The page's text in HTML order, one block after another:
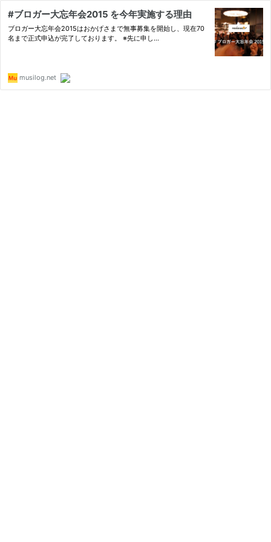
#ブロガー大忘年会2015 を今年実施する理由
ブロガー大忘年会2015はおかげさまで無事募集を開始し、現在70
名まで正式申込が完了しております。 ※先に申し…
musilog.net